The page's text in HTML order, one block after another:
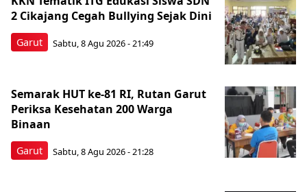
Garut
2 Cikajang Cegah Bullying Sejak Dini
Sabtu, 8 Agu 2026 - 21:49
Garut
Semarak HUT ke-81 RI, Rutan Garut
Periksa Kesehatan 200 Warga
Binaan
Sabtu, 8 Agu 2026 - 21:28